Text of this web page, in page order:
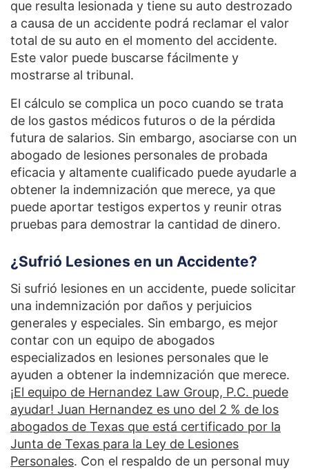
que resulta lesionada y tiene su auto destrozado
a causa de un accidente podrá reclamar el valor
total de su auto en el momento del accidente.
Este valor puede buscarse fácilmente y
mostrarse al tribunal.
El cálculo se complica un poco cuando se trata
de los gastos médicos futuros o de la pérdida
futura de salarios. Sin embargo, asociarse con un
abogado de lesiones personales de probada
eficacia y altamente cualificado puede ayudarle a
obtener la indemnización que merece, ya que
puede aportar testigos expertos y reunir otras
pruebas para demostrar la cantidad de dinero.
¿Sufrió Lesiones en un Accidente?
Si sufrió lesiones en un accidente, puede solicitar
una indemnización por daños y perjuicios
generales y especiales. Sin embargo, es mejor
contar con un equipo de abogados
especializados en lesiones personales que le
ayuden a obtener la indemnización que merece.
¡El equipo de Hernandez Law Group, P.C. puede
ayudar! Juan Hernandez es uno del 2 % de los
abogados de Texas que está certificado por la
Junta de Texas para la Ley de Lesiones
Personales. Con el respaldo de un personal muy